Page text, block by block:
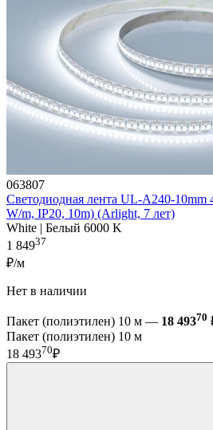
063807
Светодиодная лента UL-A240-
W/m, IP20, 10m) (Arlight, 7 лет)
White | Белый 6000 K
1 84937
₽/м
Нет в наличии
Пакет (полиэтилен) 10 м — 18 49370
Пакет (полиэтилен) 10 м
18 49370₽